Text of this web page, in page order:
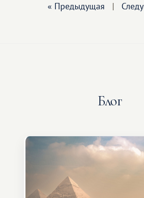
« Предыдущая |
Блог